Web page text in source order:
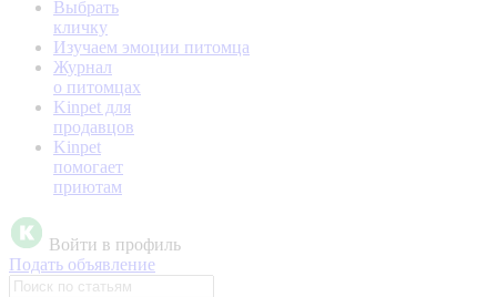
Выбрать
кличку
Изучаем эмоции питомца
Журнал
о питомцах
Kinpet для
продавцов
Kinpet
помогает
приютам
Войти в профиль
Подать объявление